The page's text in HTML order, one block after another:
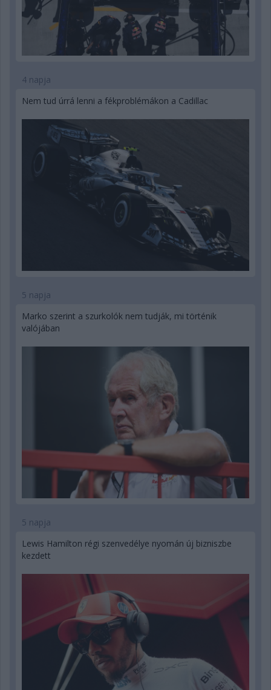
4 napja
Nem tud úrrá lenni a fékproblémákon a Cadillac
5 napja
Marko szerint a szurkolók nem tudják, mi történik
valójában
5 napja
Lewis Hamilton régi szenvedélye nyomán új bizniszbe
kezdett